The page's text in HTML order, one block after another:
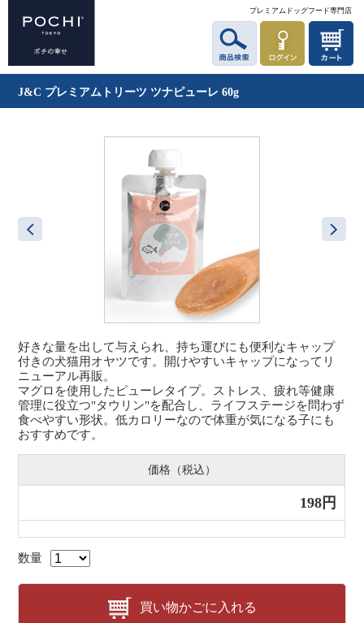
プレミアムドッグフード専門店
J&C プレミアムトリーツ ツナピューレ 60g
好きな量を出して与えられ、持ち運びにも便利なキャップ
付きの犬猫用オヤツです。開けやすいキャップになってリ
ニューアル再販。
マグロを使用したピューレタイプ。ストレス、疲れ等健康
管理に役立つ"タウリン"を配合し、ライフステージを問わず
食べやすい形状。低カロリーなので体重が気になる子にも
おすすめです。
価格（税込）
198円
数量
買い物かごに入れる